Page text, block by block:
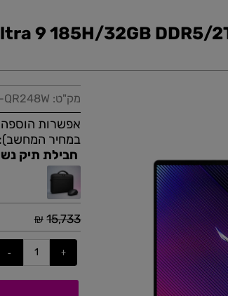
Ultra 9 185H/32GB
מק"ט: QR248W
אפשרות הוספה
במחיר המחשב):
חבילת תיק
₪ 15,733